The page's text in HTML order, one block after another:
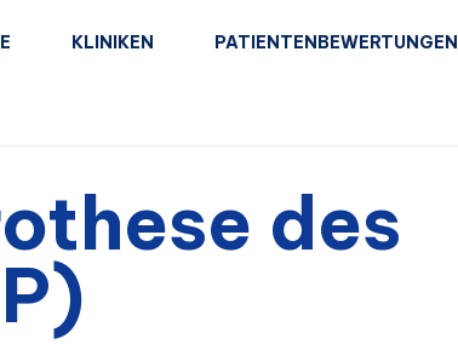
KLINIKEN PATIENTENBEWERTUNGEN
des